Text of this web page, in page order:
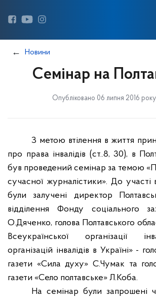
Новини
Семінар на
Опубліковано 06 липня 2016 року
З метою втілення в життя
про права інвалідів (ст..8, 30), в
був проведений семінар за темою
сучасної журналістики». До участі
були залучені директор
відділення Фонду соціального
О.Дяченко, голова Полтавського
Всеукраїнської організації
організацій інвалідів в Україні» -
газети «Сила духу» С.Чумак та
газети «Село полтавське» Л.Коба.
На семінар були запрошені